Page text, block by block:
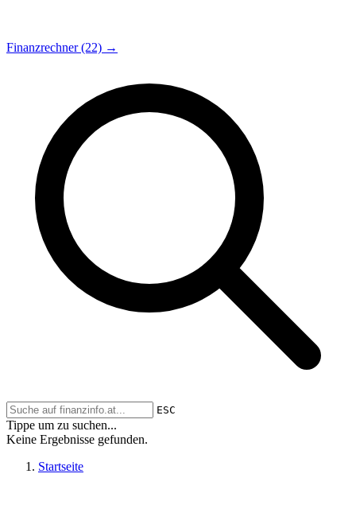
Finanzrechner (22) →
ESC
Tippe um zu suchen...
Keine Ergebnisse gefunden.
Startseite